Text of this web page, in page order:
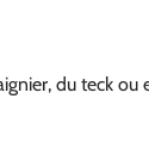
du teck